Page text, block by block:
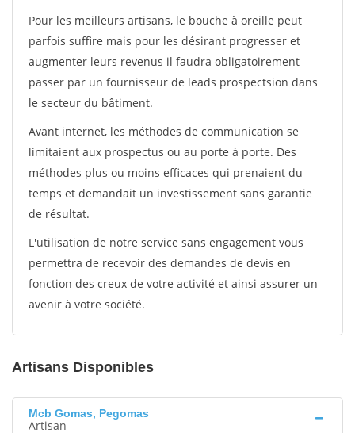
Pour les meilleurs artisans, le bouche à oreille peut
parfois suffire mais pour les désirant progresser et
augmenter leurs revenus il faudra obligatoirement
passer par un fournisseur de leads prospectsion dans
le secteur du bâtiment.
Avant internet, les méthodes de communication se
limitaient aux prospectus ou au porte à porte. Des
méthodes plus ou moins efficaces qui prenaient du
temps et demandait un investissement sans garantie
de résultat.
L'utilisation de notre service sans engagement vous
permettra de recevoir des demandes de devis en
fonction des creux de votre activité et ainsi assurer un
avenir à votre société.
Artisans Disponibles
Mcb Gomas, Pegomas
Artisan